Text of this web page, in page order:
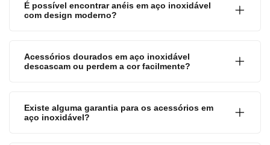
É possível encontrar anéis em aço inoxidável
com design moderno?
Acessórios dourados em aço inoxidável
descascam ou perdem a cor facilmente?
Existe alguma garantia para os acessórios em
aço inoxidável?